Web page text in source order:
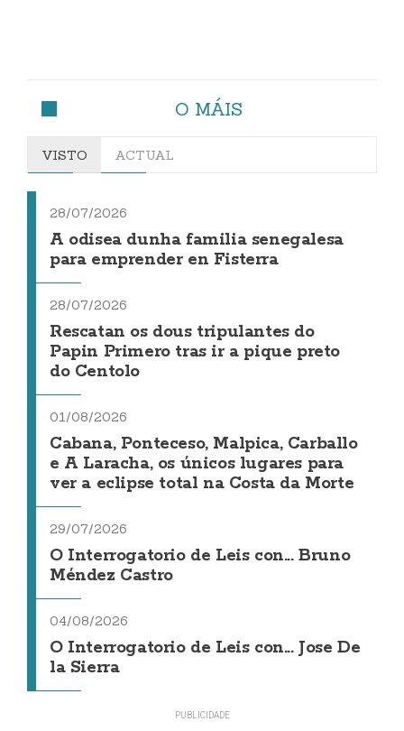
O MÁIS
VISTO ACTUAL
28/07/2026
A odisea dunha familia senegalesa
para emprender en Fisterra
28/07/2026
Rescatan os dous tripulantes do
Papin Primero tras ir a pique preto
do Centolo
01/08/2026
Cabana, Ponteceso, Malpica, Carballo
e A Laracha, os únicos lugares para
ver a eclipse total na Costa da Morte
29/07/2026
O Interrogatorio de Leis con... Bruno
Méndez Castro
04/08/2026
O Interrogatorio de Leis con... Jose De
la Sierra